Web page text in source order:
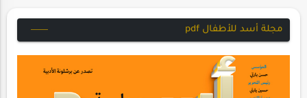
مجلة أسد للأطفال pdf